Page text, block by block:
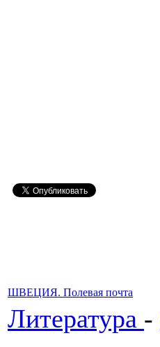
ШВЕЦИЯ. Полевая почта
Литература -